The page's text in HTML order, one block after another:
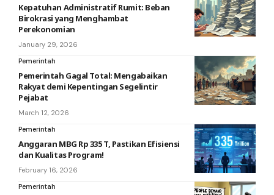
Kepatuhan Administratif Rumit: Beban
Birokrasi yang Menghambat
Perekonomian
January 29, 2026
Pemerintah
Pemerintah Gagal Total: Mengabaikan
Rakyat demi Kepentingan Segelintir
Pejabat
March 12, 2026
Pemerintah
Anggaran MBG Rp 335 T, Pastikan Efisiensi
dan Kualitas Program!
February 16, 2026
Pemerintah